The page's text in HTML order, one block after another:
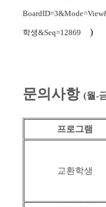
학생&Seq=12869 )
문의사항 (월-
프로그램
교환학생